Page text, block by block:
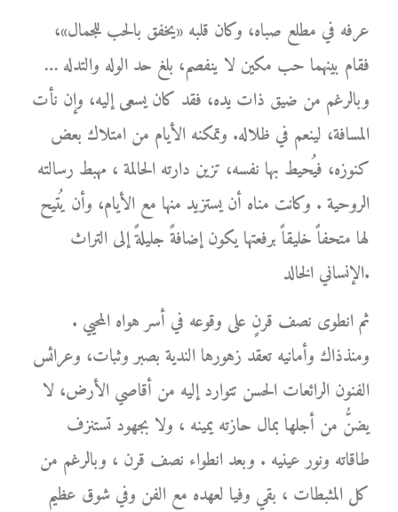
عرفه في مطلع صباه، وكان قلبه «يخفق بالحب للجمال»،
فقام بينهما حب مكين لا ينفصم، بلغ حد الوله والتدله …
وبالرغم من ضيق ذات يده، فقد كان يسعى إليه، وإن نأت
المسافة، لينعم في ظلاله. وتمكنه الأيام من امتلاك بعض
كنوزه، فيُحيط بها نفسه، تزين دارته الحالمة ، مهبط رسالته
الروحية . وكانت مناه أن يستزيد منها مع الأيام، وأن يُتيح
لها متحفاً خليقاً برفعتها يكون إضافةً جليلةً إلى التراث
الإنساني الخالد.
ثم انطوى نصف قرنٍ على وقوعه في أسر هواه المحيي .
ومنذذاك وأمانيه تعقد زهورها الندية بصبر وثبات، وعرائس
الفنون الرائعات الحسن تتوارد إليه من أقاصي الأرض، لا
يضنُّ من أجلها بمال حازته يمينه ، ولا بجهود تستنزف
طاقاته ونور عينيه . وبعد انطواء نصف قرن ، وبالرغم من
كل المثبطات ، بقي وفيا لعهده مع الفن وفي شوق عظيم